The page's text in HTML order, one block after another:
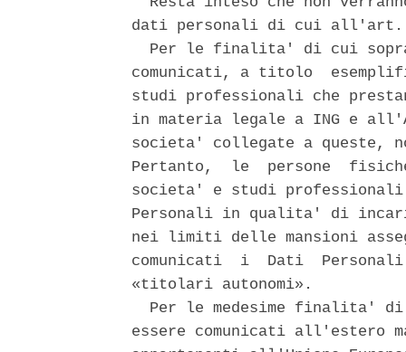
dati personali di cui all'art.
Per le finalita' di cui
comunicati, a titolo
studi professionali che
in materia legale a ING e
societa' collegate a queste,
Pertanto,  le  persone
societa' e studi professionali
Personali in qualita' di
nei limiti delle mansioni
comunicati  i  Dati
«titolari autonomi».
Per le medesime finalita'
essere comunicati all'estero